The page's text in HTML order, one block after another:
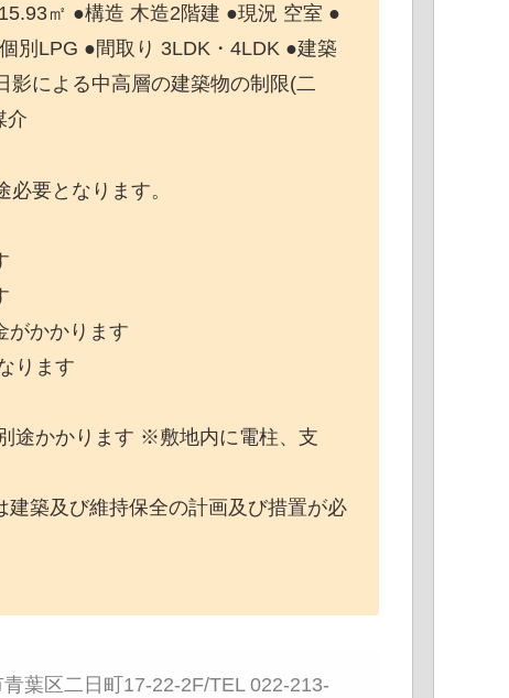
㎡ ●構造 木造2階建 ●現況 空室 ●
別LPG ●間取り 3LDK・4LDK ●建築
影による中高層の建築物の制限(二
介
要となります。
がかかります
ります
途かかります ※敷地内に電柱、支
築及び維持保全の計画及び措置が必
葉区二日町17-22-2F/TEL 022-213-